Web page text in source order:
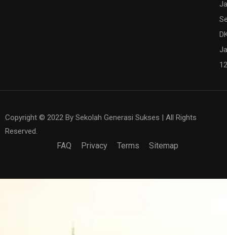
Copyright © 2022 By Sekolah Generasi Sukses | All Rights
Reserved.
FAQ Privacy Terms Sitemap